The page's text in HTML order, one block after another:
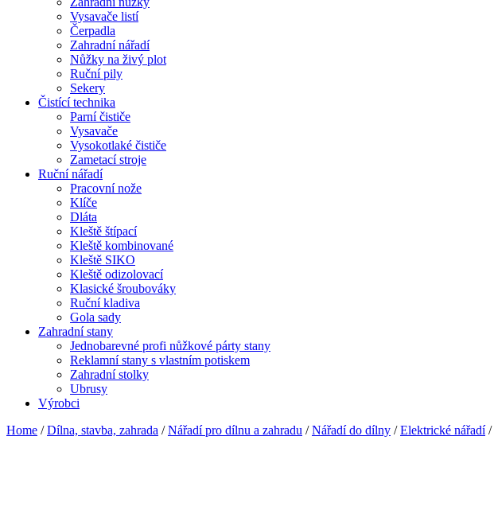
Vysavače listí
Čerpadla
Zahradní nářadí
Nůžky na živý plot
Ruční pily
Sekery
Čistící technika
Parní čističe
Vysavače
Vysokotlaké čističe
Zametací stroje
Ruční nářadí
Pracovní nože
Klíče
Dláta
Kleště štípací
Kleště kombinované
Kleště SIKO
Kleště odizolovací
Klasické šroubováky
Ruční kladiva
Gola sady
Zahradní stany
Jednobarevné profi nůžkové párty stany
Reklamní stany s vlastním potiskem
Zahradní stolky
Ubrusy
Výrobci
Home /Dílna, stavba, zahrada /Nářadí pro dílnu a zahradu /Nářadí do dílny /Elektrické nářadí/